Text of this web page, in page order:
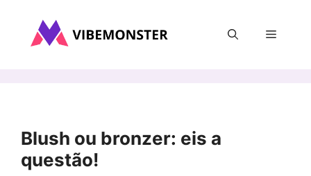
Menu
Blush ou bronzer: eis a
questão!